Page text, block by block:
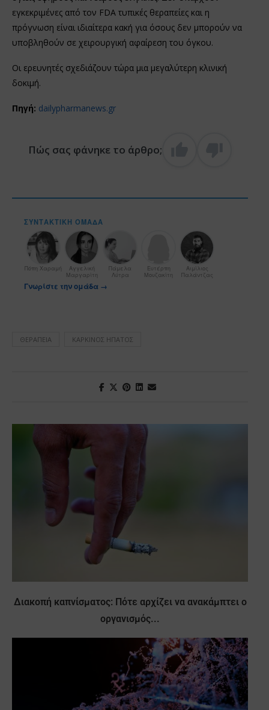
εγκεκριμένες από τον FDA τυπικές θεραπείες και η
πρόγνωση είναι ιδιαίτερα κακή για όσους δεν μπορούν να
υποβληθούν σε χειρουργική αφαίρεση του όγκου.
Οι ερευνητές σχεδιάζουν τώρα μια μεγαλύτερη κλινική
δοκιμή.
Πηγή: dailypharmanews.gr
Πώς σας φάνηκε το άρθρο;
ΣΥΝΤΑΚΤΙΚΉ ΟΜΆΔΑ
Πόπη Χαραμή
Αγγελική
Μαργαρίτη
Πάμελα
Λύτρα
Ευτέρπη
Μουζακίτη
Αιμίλιος
Παλάντζας
Γνωρίστε την ομάδα →
ΘΕΡΑΠΕΊΑ ΚΑΡΚΊΝΟΣ ΉΠΑΤΟΣ
Διακοπή καπνίσματος: Πότε αρχίζει να ανακάμπτει ο
οργανισμός...